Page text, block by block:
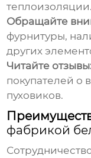
теплоизоляции.
Обращайте
фурнитуры,
других
Читайте
покупателей о
пуховиков.
фабрикой